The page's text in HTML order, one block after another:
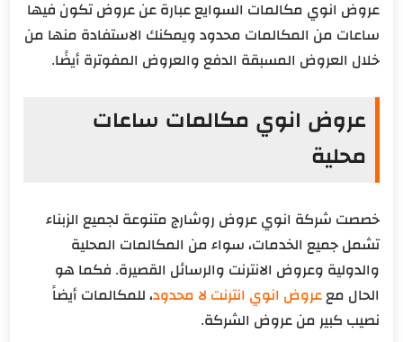
عروض انوي مكالمات السوايع عبارة عن عروض تكون فيها
ساعات من المكالمات محدود ويمكنك الاستفادة منها من
خلال العروض المسبقة الدفع والعروض المفوترة أيضًا.
عروض انوي مكالمات ساعات
محلية
خصصت شركة انوي عروض روشارج متنوعة لجميع الزبناء
تشمل جميع الخدمات، سواء من المكالمات المحلية
والدولية وعروض الانترنت والرسائل القصيرة. فكما هو
الحال مععروض انوي انترنت لا محدود، للمكالمات أيضاً
نصيب كبير من عروض الشركة.